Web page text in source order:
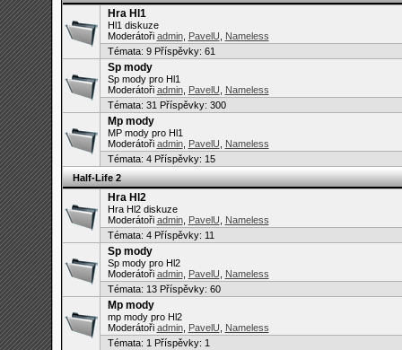
Hra Hl1
Hl1 diskuze
Moderátoři admin, PavelU
Nameless
Témata: 9 Příspěvky: 61
Sp mody
Sp mody pro Hl1
Moderátoři admin, PavelU
Nameless
Témata: 31 Příspěvky: 300
Mp mody
MP mody pro Hl1
Moderátoři admin, PavelU
Nameless
Témata: 4 Příspěvky: 15
Half-Life 2
Hra Hl2
Hra Hl2 diskuze
Moderátoři admin, PavelU
Nameless
Témata: 4 Příspěvky: 11
Sp mody
Sp mody pro Hl2
Moderátoři admin, PavelU
Nameless
Témata: 13 Příspěvky: 60
Mp mody
mp mody pro Hl2
Moderátoři admin, PavelU
Nameless
Témata: 1 Příspěvky: 1